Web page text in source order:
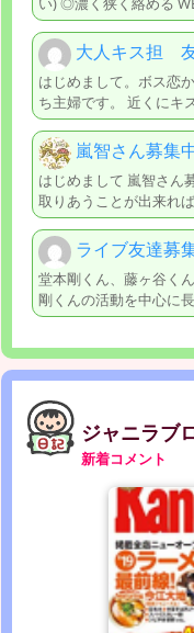
大人キス担
はじめまして。ボス恋
ち主婦です。 近くにキ
嵐智さん募集
はじめまして 嵐智さん
取りあうことが出来れ
ライブ友達募
堂本剛くん、藤ヶ谷く
剛くんの活動を中心に
ジャニラブ
新着コメント